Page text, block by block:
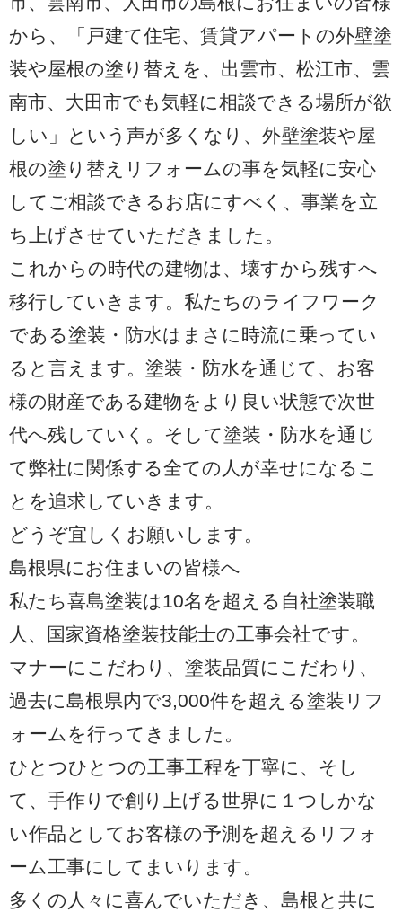
から、「戸建て住宅、賃貸アパートの外壁塗
装や屋根の塗り替えを、出雲市、松江市、雲
南市、大田市でも気軽に相談できる場所が欲
しい」という声が多くなり、外壁塗装や屋
根の塗り替えリフォームの事を気軽に安心
してご相談できるお店にすべく、事業を立
ち上げさせていただきました。
これからの時代の建物は、壊すから残すへ
移行していきます。私たちのライフワーク
である塗装・防水はまさに時流に乗ってい
ると言えます。塗装・防水を通じて、お客
様の財産である建物をより良い状態で次世
代へ残していく。そして塗装・防水を通じ
て弊社に関係する全ての人が幸せになるこ
とを追求していきます。
どうぞ宜しくお願いします。
島根県にお住まいの皆様へ
私たち喜島塗装は10名を超える自社塗装職
人、国家資格塗装技能士の工事会社です。
マナーにこだわり、塗装品質にこだわり、
過去に島根県内で3,000件を超える塗装リフ
ォームを行ってきました。
ひとつひとつの工事工程を丁寧に、そし
て、手作りで創り上げる世界に１つしかな
い作品としてお客様の予測を超えるリフォ
ーム工事にしてまいります。
多くの人々に喜んでいただき、島根と共に